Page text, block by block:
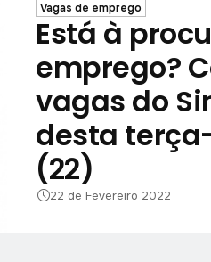
Vagas de emprego
Está à
emprego?
vagas do
desta
(22)
22 de Fevereiro 2022